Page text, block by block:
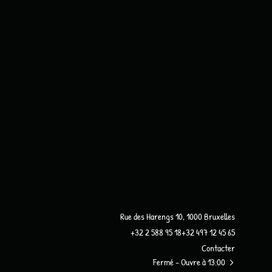
Rue des Harengs 10, 1000 Bruxelles
+32 2 588 95 18+32 497 12 45 65
Contacter
Fermé- Ouvre à 13:00